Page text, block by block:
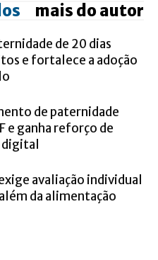
mais do autor
de 20 dias
e fortalece a adoção
de paternidade
e ganha reforço de
avaliação individual
da alimentação